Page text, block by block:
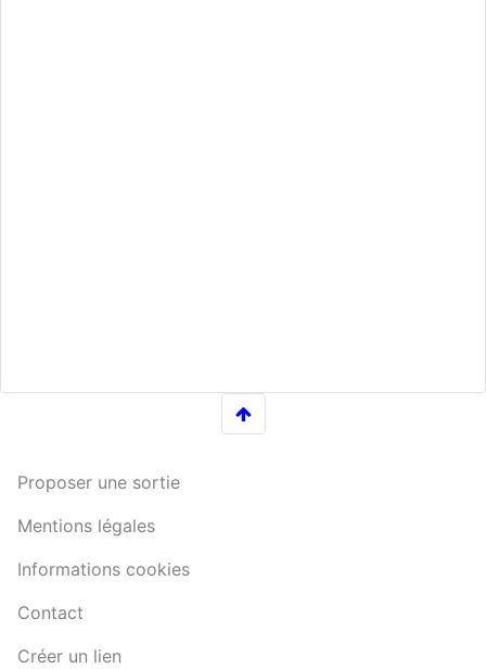
Proposer une sortie
Mentions légales
Informations cookies
Contact
Créer un lien